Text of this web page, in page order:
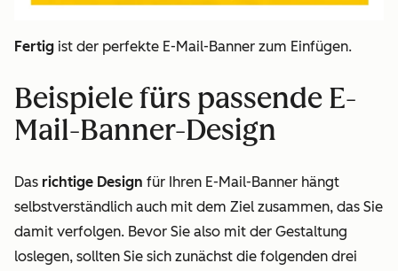
Fertig ist der perfekte E-Mail-Banner zum Einfügen.
Beispiele fürs passende E-
Mail-Banner-Design
Das richtige Design für Ihren E-Mail-Banner hängt
selbstverständlich auch mit dem Ziel zusammen, das Sie
damit verfolgen. Bevor Sie also mit der Gestaltung
loslegen, sollten Sie sich zunächst die folgenden drei